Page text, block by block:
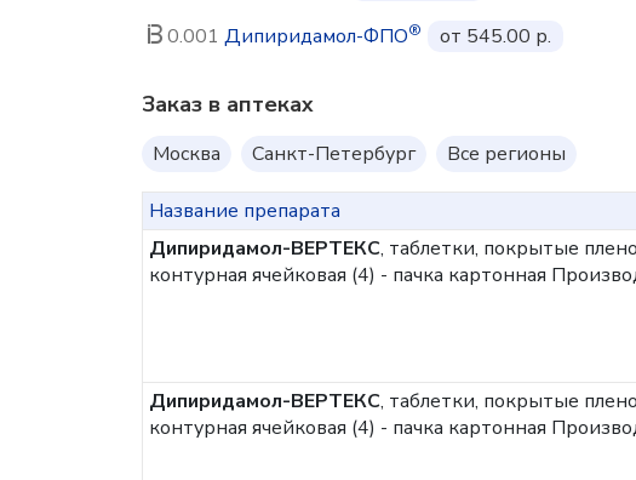
0.001 Дипиридамол-ФПО® от 545.00 р.
Заказ в аптеках
Москва Санкт-Петербург Все регионы
Название препарата
Дипиридамол-ВЕРТЕКС, таблетки, покрытые
контурная ячейковая (4) - пачка картонная
Дипиридамол-ВЕРТЕКС, таблетки, покрытые
контурная ячейковая (4) - пачка картонная